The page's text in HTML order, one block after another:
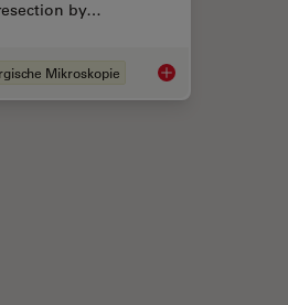
by…
Mikroskopie GLOW800